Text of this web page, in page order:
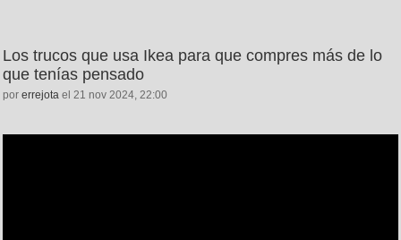
Los trucos que usa Ikea para que compres más de lo
que tenías pensado
por errejota el 21 nov 2024, 22:00